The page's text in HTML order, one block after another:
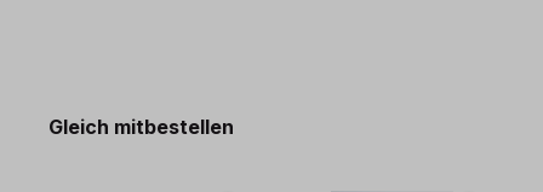
Produktgalerie überspringen
Gleich mitbestellen